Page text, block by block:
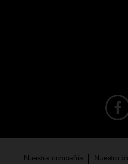
Nuestra compañía Nuestro